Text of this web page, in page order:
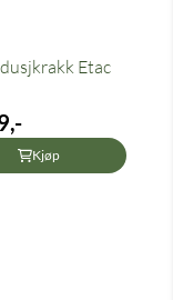
Etac
Kjøp